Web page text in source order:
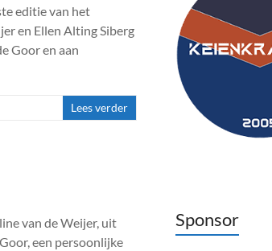
editie van het
en Ellen Alting Siberg
Goor en aan
Lees verder
van de Weijer, uit
een persoonlijke
Sponsor